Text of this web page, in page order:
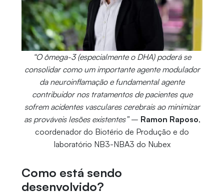
“O ômega-3 (especialmente o DHA) poderá se
consolidar como um importante agente modulador
da neuroinflamação e fundamental agente
contribuidor nos tratamentos de pacientes que
sofrem acidentes vasculares cerebrais ao minimizar
as prováveis lesões existentes”– Ramon Raposo,
coordenador do Biotério de Produção e do
laboratório NB3-NBA3 do Nubex
Como está sendo
desenvolvido?